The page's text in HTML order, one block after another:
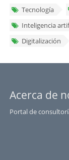
Tecnología
Inteligencia
Digitalización
Acerca de
Portal de